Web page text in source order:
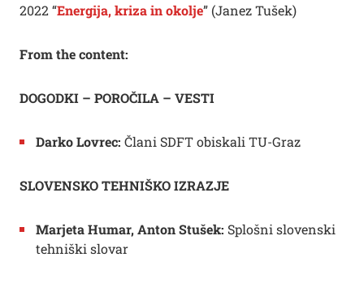
2022 “Energija, kriza in okolje” (Janez Tušek)
From the content:
DOGODKI – POROČILA ­– VESTI
Darko Lovrec: Člani SDFT obiskali TU-Graz
SLOVENSKO TEHNIŠKO IZRAZJE
Marjeta Humar, Anton Stušek: Splošni slovenski
tehniški slovar